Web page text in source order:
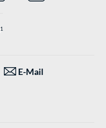
1
E-Mail